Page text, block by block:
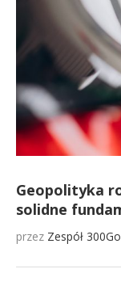
Geopolityka
solidne
przez Zespół